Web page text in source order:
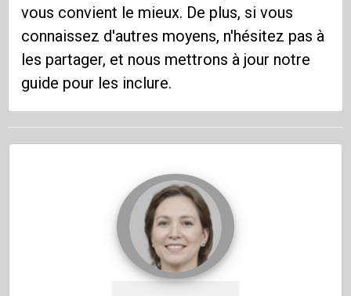
vous convient le mieux. De plus, si vous
connaissez d'autres moyens, n'hésitez pas à
les partager, et nous mettrons à jour notre
guide pour les inclure.